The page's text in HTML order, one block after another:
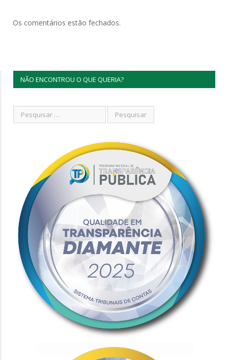
Os comentários estão fechados.
NÃO ENCONTROU O QUE QUERIA?